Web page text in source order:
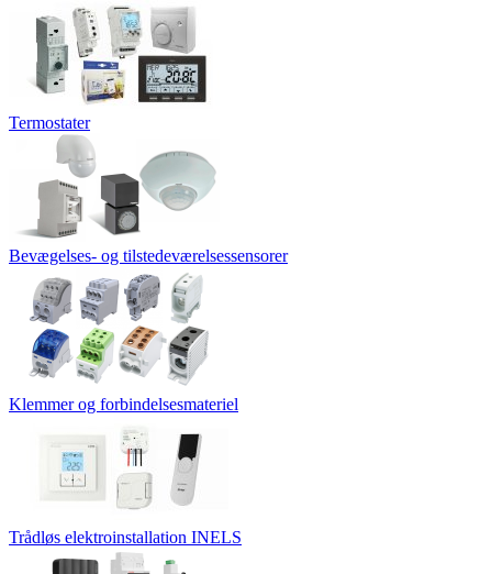
Termostater
Bevægelses- og tilstedeværelsessensorer
Klemmer og forbindelsesmateriel
Trådløs elektroinstallation INELS